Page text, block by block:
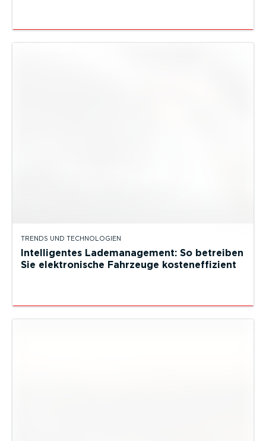
TRENDS UND TECHNOLOGIEN
Intelligentes Lademanagement: So betreiben
Sie elektronische Fahrzeuge kosteneffizient